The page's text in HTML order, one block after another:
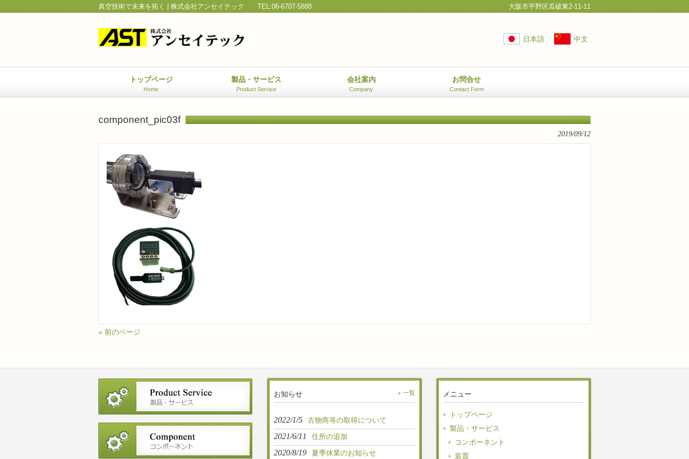
真空技術で未来を拓く | 株式会社アンセイテック TEL:06-6707-5888 大阪市平野区瓜破東2-11-11
日本語 中文
トップページ
Home
製品・サービス
Product Service
会社案内
Company
お問合せ
Contact Form
component_pic03f
2019/09/12
« 前のページ
お知らせ 一覧
2022/1/5 古物商等の取得について
2021/6/11 住所の追加
2020/8/19 夏季休業のお知らせ
メニュー
トップページ
製品・サービス
コンポーネント
装置